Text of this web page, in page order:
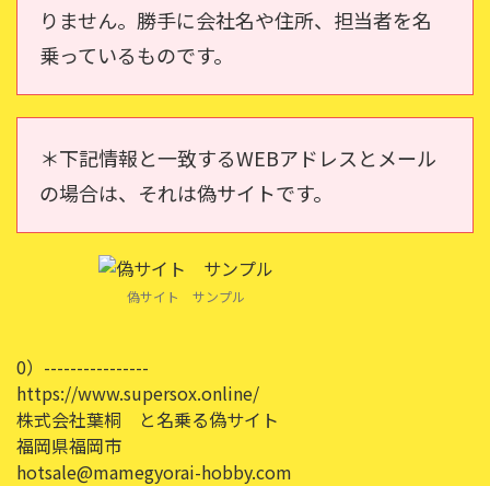
りません。勝手に会社名や住所、担当者を名
乗っているものです。
＊下記情報と一致するWEBアドレスとメール
の場合は、それは偽サイトです。
偽サイト サンプル
0）----------------
https://www.supersox.online/
株式会社葉桐 と名乗る偽サイト
福岡県福岡市
hotsale@mamegyorai-hobby.com